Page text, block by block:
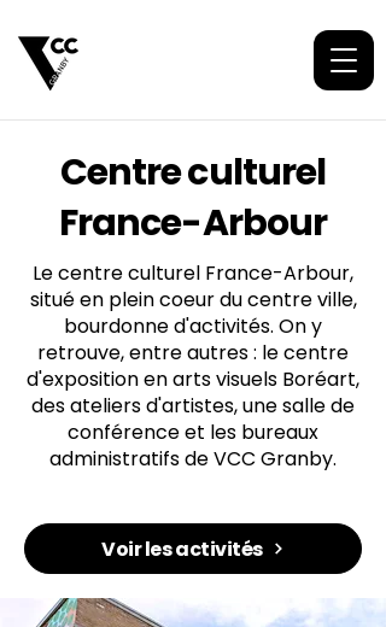
Centre culturel
France-Arbour
Le centre culturel France-Arbour,
situé en plein coeur du centre ville,
bourdonne d'activités. On y
retrouve, entre autres : le centre
d'exposition en arts visuels Boréart,
des ateliers d'artistes, une salle de
conférence et les bureaux
administratifs de VCC Granby.
Voir les activités